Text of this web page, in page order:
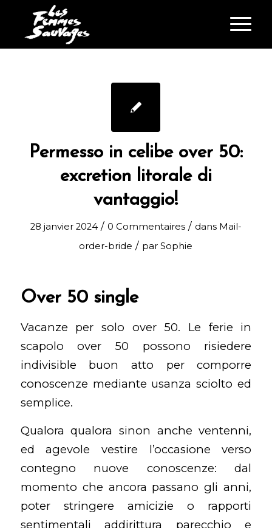
Permesso in celibe over 50:
excretion litorale di
vantaggio!
28 janvier 2024 / 0 Commentaires / dans Mail-
order-bride / parSophie
Over 50 single
Vacanze per solo over 50. Le ferie in
scapolo over 50 possono risiedere
indivisible buon atto per comporre
conoscenze mediante usanza sciolto ed
semplice.
Qualora qualora sinon anche ventenni,
ed agevole vestire l’occasione verso
contegno nuove conoscenze: dal
momento che ancora passano gli anni,
poter stringere amicizie o rapporti
sentimentali addirittura parecchio e